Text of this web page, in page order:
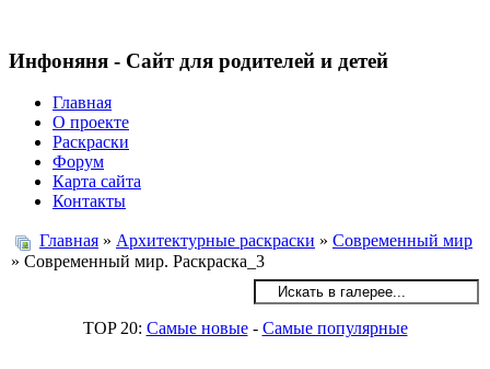
Инфоняня - Сайт для родителей и детей
Главная
О проекте
Раскраски
Форум
Карта сайта
Контакты
Главная » Архитектурные раскраски » Современный мир
» Современный мир. Раскраска_3
TOP 20: Самые новые- Самые популярные